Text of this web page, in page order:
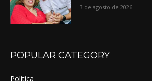
3 de agosto de 2026
POPULAR CATEGORY
Política